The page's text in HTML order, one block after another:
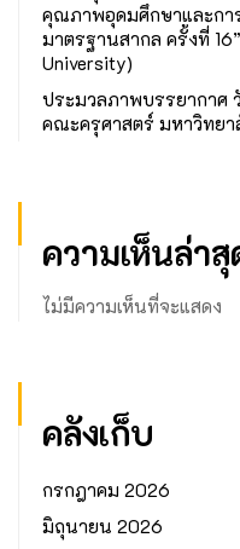
คุณภาพอุดมศึกษาและกา
มาตรฐานสากล ครั้งที่
University)
ประมวลภาพบรรยากาศ
คณะครุศาสตร์ มหาวิทย
ความเห็นล่าสุ
ไม่มีความเห็นที่จะแสดง
คลังเก็บ
กรกฎาคม 2026
มิถุนายน 2026